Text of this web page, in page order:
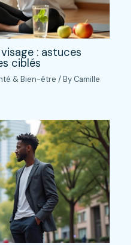
: astuces
ciblés
& Bien-être / By Camille